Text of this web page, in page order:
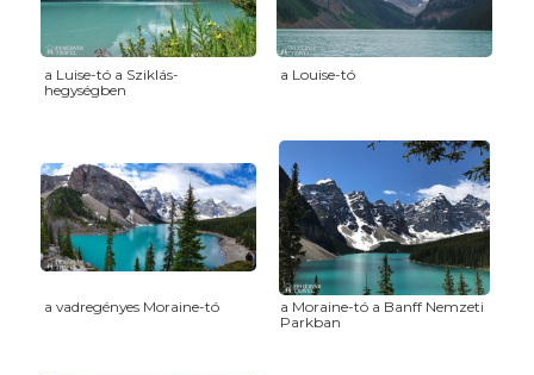
a Luise-tó a Sziklás-
hegységben
a Louise-tó
a vadregényes Moraine-tó
a Moraine-tó a Banff Nemzeti
Parkban